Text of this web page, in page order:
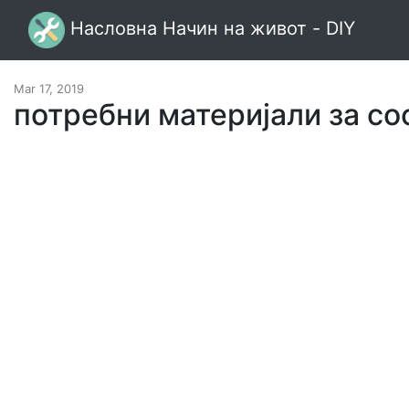
Насловна Начин на живот - DIY
Mar 17, 2019
потребни материјали за